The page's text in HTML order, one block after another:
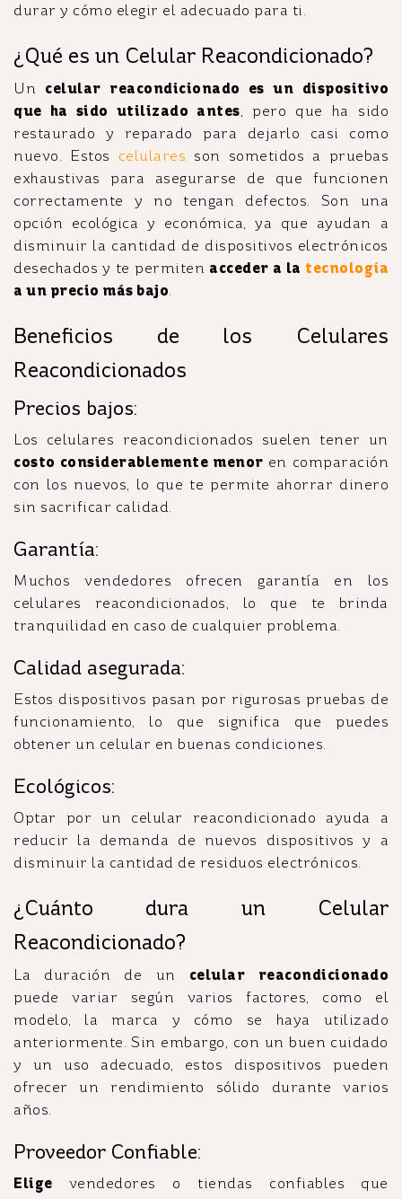
durar y cómo elegir el adecuado para ti.
¿Qué es un Celular Reacondicionado?
Un celular reacondicionado es un dispositivo
que ha sido utilizado antes, pero que ha sido
restaurado y reparado para dejarlo casi como
nuevo. Estos celulares son sometidos a pruebas
exhaustivas para asegurarse de que funcionen
correctamente y no tengan defectos. Son una
opción ecológica y económica, ya que ayudan a
disminuir la cantidad de dispositivos electrónicos
desechados y te permiten acceder a la tecnología
a un precio más bajo.
Beneficios de los Celulares
Reacondicionados
Precios bajos:
Los celulares reacondicionados suelen tener un
costo considerablemente menor en comparación
con los nuevos, lo que te permite ahorrar dinero
sin sacrificar calidad.
Garantía:
Muchos vendedores ofrecen garantía en los
celulares reacondicionados, lo que te brinda
tranquilidad en caso de cualquier problema.
Calidad asegurada:
Estos dispositivos pasan por rigurosas pruebas de
funcionamiento, lo que significa que puedes
obtener un celular en buenas condiciones.
Ecológicos:
Optar por un celular reacondicionado ayuda a
reducir la demanda de nuevos dispositivos y a
disminuir la cantidad de residuos electrónicos.
¿Cuánto dura un Celular
Reacondicionado?
La duración de un celular reacondicionado
puede variar según varios factores, como el
modelo, la marca y cómo se haya utilizado
anteriormente. Sin embargo, con un buen cuidado
y un uso adecuado, estos dispositivos pueden
ofrecer un rendimiento sólido durante varios
años.
Proveedor Confiable:
Elige vendedores o tiendas confiables que